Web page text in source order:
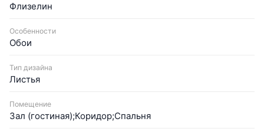
Флизелин
Особенности
Обои
Тип дизайна
Листья
Помещение
Зал (гостиная);Коридор;Спальня